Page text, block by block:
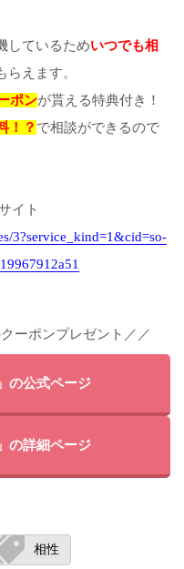
しているためいつでも相
えます。
ポンが貰える特典付き！
！？ で相談ができるので
イト
3?service_kind=1&cid=so-
ーポンプレゼント／／
の公式ページ
の詳細ページ
相性